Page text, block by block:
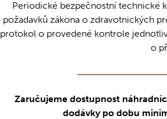
Periodické bezpečnostní technické
požadavků zákona o zdravotnických
protokol o provedené kontrole
o
Zaručujeme dostupnost
dodávky po dobu